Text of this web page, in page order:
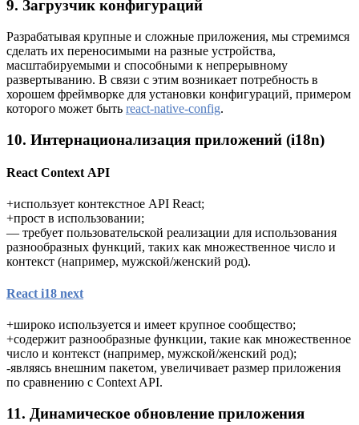
9. Загрузчик конфигураций
Разрабатывая крупные и сложные приложения, мы стремимся
сделать их переносимыми на разные устройства,
масштабируемыми и способными к непрерывному
развертыванию. В связи с этим возникает потребность в
хорошем фреймворке для установки конфигураций, примером
которого может быть react-native-config.
10. Интернационализация приложений (i18n)
React Context API
+использует контекстное API React;
+прост в использовании;
— требует пользовательской реализации для использования
разнообразных функций, таких как множественное число и
контекст (например, мужской/женский род).
React i18 next
+широко используется и имеет крупное сообщество;
+содержит разнообразные функции, такие как множественное
число и контекст (например, мужской/женский род);
-являясь внешним пакетом, увеличивает размер приложения
по сравнению с Context API.
11. Динамическое обновление приложения